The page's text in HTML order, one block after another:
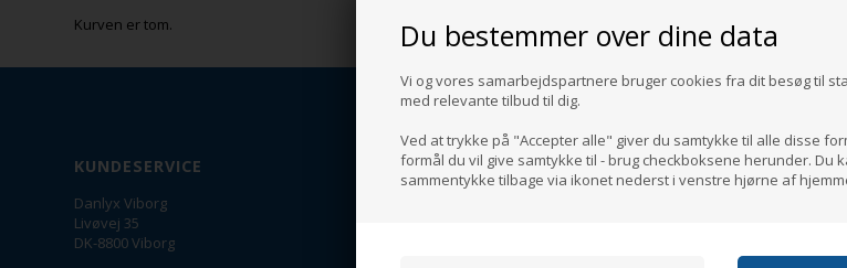
Du bestemmer over dine data
Vi og vores samarbejdspartnere bruger cookies fra dit besøg til
med relevante tilbud til dig.
Ved at trykke på "Accepter alle" giver du samtykke til alle disse
formål du vil give samtykke til - brug checkboksene herunder. Du
sammentykke tilbage via ikonet nederst i venstre hjørne af
Kurven er tom.
KUNDESERVICE
Danlyx Viborg
Livøvej 35
DK-8800 Viborg
INFORMATION